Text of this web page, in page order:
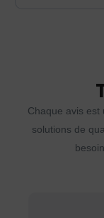
Chaque avis
solutions de